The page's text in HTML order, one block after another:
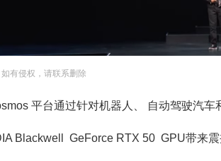
有侵权，请联系删除
平台通过针对机器人、 自动驾驶汽
Blackwell GeForce RTX 50 GPU带来